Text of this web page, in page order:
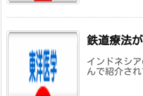
鉄道療法
インドネシ
んで紹介さ